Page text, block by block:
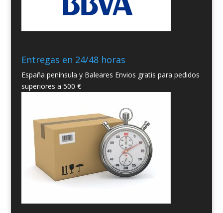
Entregas en 24/48 horas
España península y Baleares Envios gratis para pedidos
superiores a 500 €